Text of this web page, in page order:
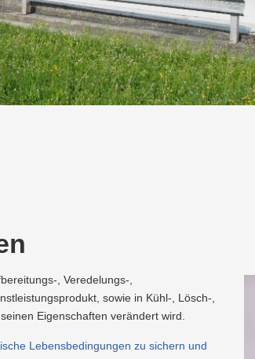
Altstoffsammelzentren
Waschkarte
Wärme/Kälte
Energieeffizienz
Wasser
Nachhaltigkeit
Lehrlingsausbildung
Neuland
Projekte
LINZ
AG
WASSER
Projekte
LINZ
, Veredelungs-,
sowie in Kühl-, Lösch-,
Eigenschaften verändert wird.
Lebensbedingungen zu sichern und